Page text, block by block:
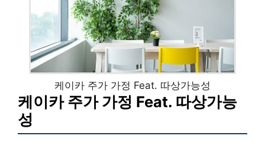
케이카 주가 가정 Feat. 따상가능성
케이카 주가 가정 Feat. 따상가능
성